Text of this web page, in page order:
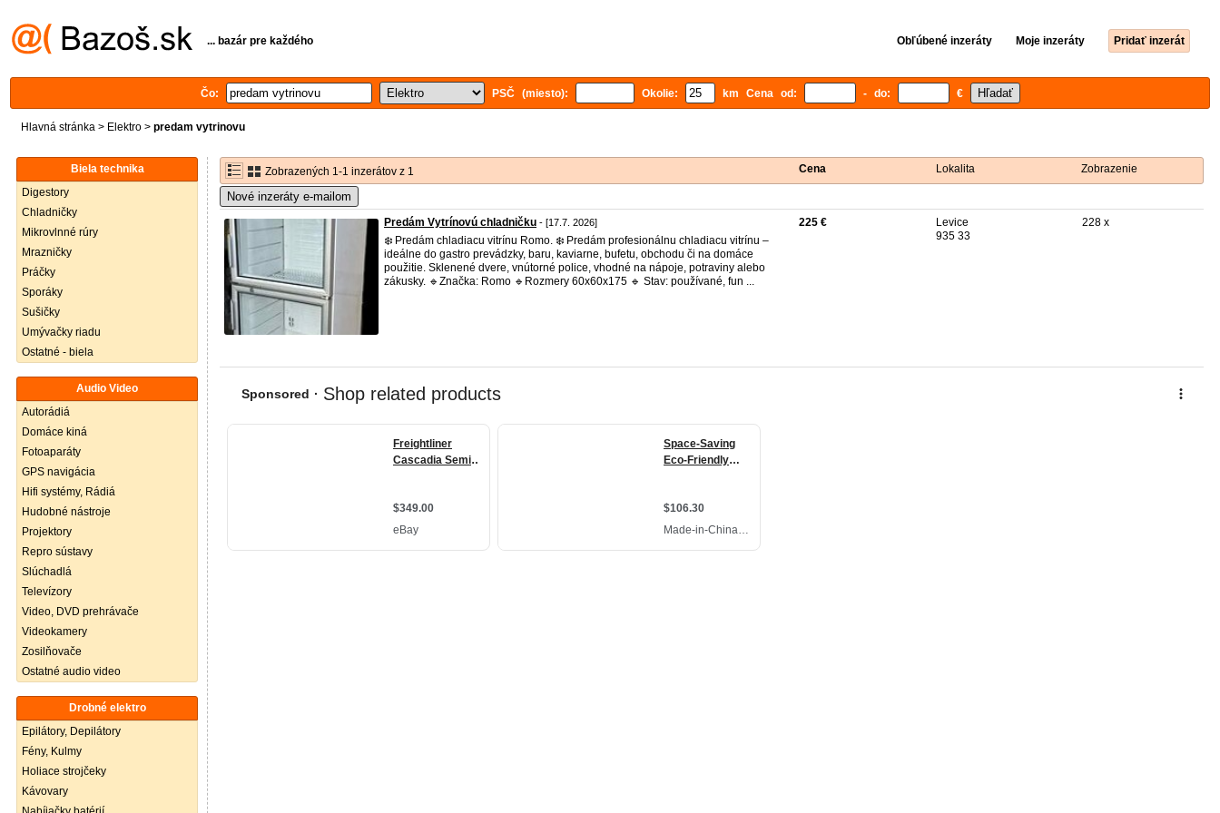
... bazár pre každého Obľúbené inzeráty Moje inzeráty Pridať inzerát
Čo: PSČ (miesto): Okolie: km Cena od: - do: €
Hlavná stránka > Elektro > predam vytrinovu
Biela technika
Digestory
Chladničky
Mikrovlnné rúry
Mrazničky
Práčky
Sporáky
Sušičky
Umývačky riadu
Ostatné - biela
Audio Video
Autorádiá
Domáce kiná
Fotoaparáty
GPS navigácia
Hifi systémy, Rádiá
Hudobné nástroje
Projektory
Repro sústavy
Slúchadlá
Televízory
Video, DVD prehrávače
Videokamery
Zosilňovače
Ostatné audio video
Drobné elektro
Epilátory, Depilátory
Fény, Kulmy
Holiace strojčeky
Kávovary
Zobrazených 1-1 inzerátov z 1 Cena Lokalita Zobrazenie
Nové inzeráty e-mailom
Predám Vytrínovú chladničku - [17.7. 2026]
❄️ Predám chladiacu vitrínu Romo. ❄️ Predám profesionálnu chladiacu vitrínu –
ideálne do gastro prevádzky, baru, kaviarne, bufetu, obchodu či na domáce
použitie. Sklenené dvere, vnútorné police, vhodné na nápoje, potraviny alebo
zákusky. 🔹Značka: Romo 🔹Rozmery 60x60x175 🔹 Stav: používané, fun ...
225 €
Levice
935 33
228 x